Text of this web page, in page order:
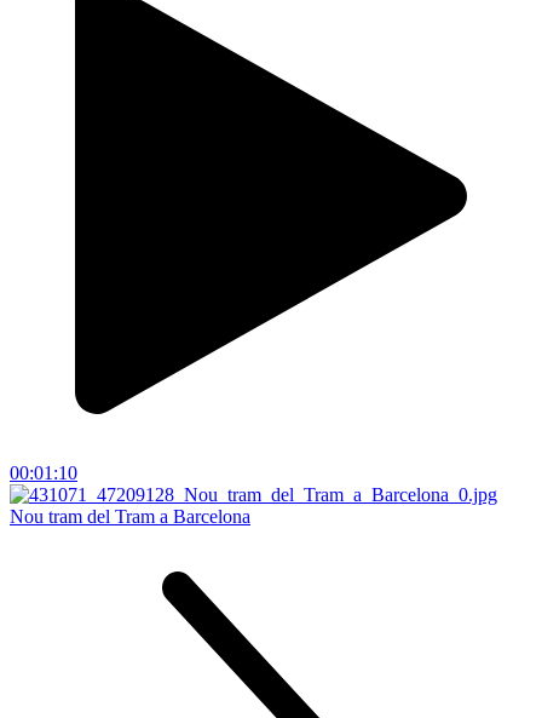
00:01:10
Nou tram del Tram a Barcelona